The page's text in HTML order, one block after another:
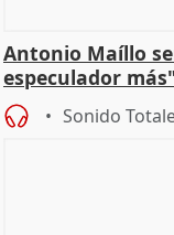
Antonio Maíllo
especulador
Becerril
Sonido